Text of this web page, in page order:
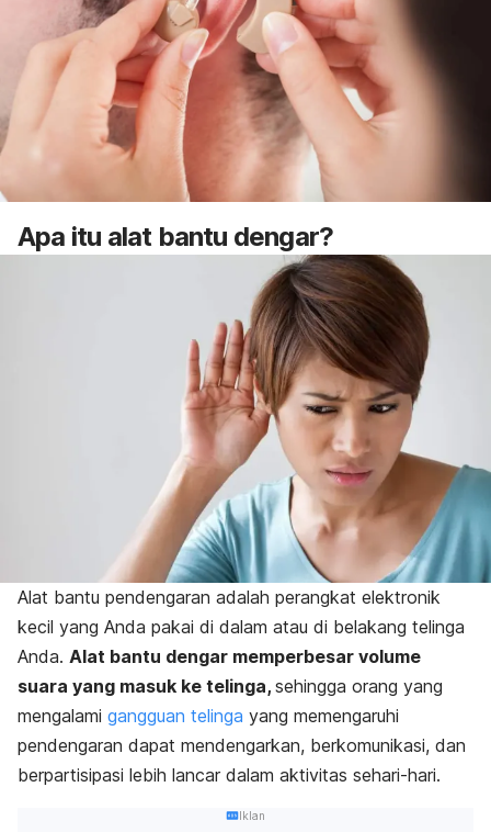
Apa itu alat bantu dengar?
Alat bantu pendengaran adalah perangkat elektronik
kecil yang Anda pakai di dalam atau di belakang telinga
Anda. Alat bantu dengar memperbesar volume
suara yang masuk ke telinga, sehingga orang yang
mengalami gangguan telinga yang memengaruhi
pendengaran dapat mendengarkan, berkomunikasi, dan
berpartisipasi lebih lancar dalam aktivitas sehari-hari.
Iklan